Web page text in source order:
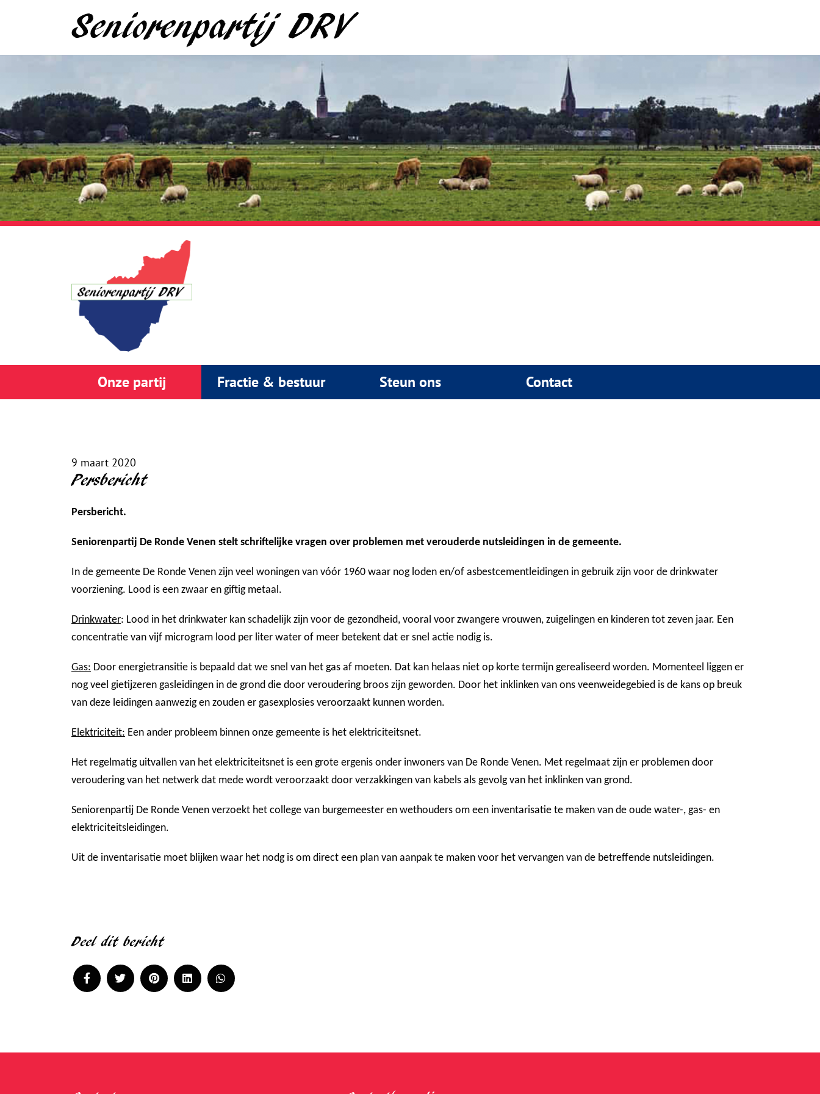
Seniorenpartij DRV
Onze partij Fractie & bestuur Steun ons Contact
9 maart 2020
Persbericht
Persbericht.
Seniorenpartij De Ronde Venen stelt schriftelijke vragen over problemen met verouderde nutsleidingen in de gemeente.
In de gemeente De Ronde Venen zijn veel woningen van vóór 1960 waar nog loden en/of asbestcementleidingen in gebruik zijn voor de drinkwater
voorziening. Lood is een zwaar en giftig metaal.
Drinkwater: Lood in het drinkwater kan schadelijk zijn voor de gezondheid, vooral voor zwangere vrouwen, zuigelingen en kinderen tot zeven jaar. Een
concentratie van vijf microgram lood per liter water of meer betekent dat er snel actie nodig is.
Gas: Door energietransitie is bepaald dat we snel van het gas af moeten. Dat kan helaas niet op korte termijn gerealiseerd worden. Momenteel liggen er
nog veel gietijzeren gasleidingen in de grond die door veroudering broos zijn geworden. Door het inklinken van ons veenweidegebied is de kans op breuk
van deze leidingen aanwezig en zouden er gasexplosies veroorzaakt kunnen worden.
Elektriciteit: Een ander probleem binnen onze gemeente is het elektriciteitsnet.
Het regelmatig uitvallen van het elektriciteitsnet is een grote ergenis onder inwoners van De Ronde Venen. Met regelmaat zijn er problemen door
veroudering van het netwerk dat mede wordt veroorzaakt door verzakkingen van kabels als gevolg van het inklinken van grond.
Seniorenpartij De Ronde Venen verzoekt het college van burgemeester en wethouders om een inventarisatie te maken van de oude water-, gas- en
elektriciteitsleidingen.
Uit de inventarisatie moet blijken waar het nodg is om direct een plan van aanpak te maken voor het vervangen van de betreffende nutsleidingen.
Deel dit bericht